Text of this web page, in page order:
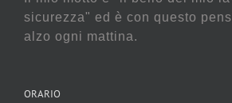
sicurezza" ed è con questo
alzo ogni mattina.
ORARIO